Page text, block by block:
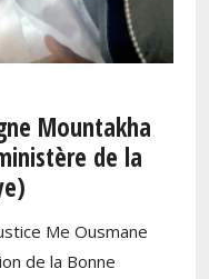
Mountakha
de la
Me Ousmane
de la Bonne